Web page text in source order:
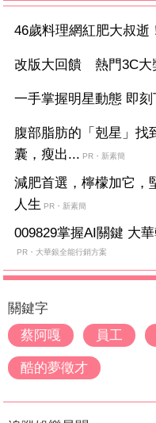
46歲料理網紅肥大叔逝
改版大回饋 熱門3C大
一手掌握明星動態 即
腹部脂肪的「剋星」找
囊，瘦出... PR・新素簡
減肥首選，檸檬加它，
人生 PR・新素簡
009829掌握AI關鍵 大
PR・大華銀全能行銷方案
關鍵字
蔡阿嘎
員工
酷的夢徵才